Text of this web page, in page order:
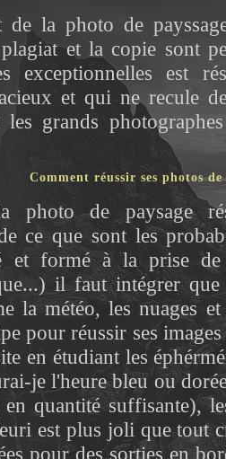
de la photo de
et la copie sont
exceptionnelles est
et qui ne recule
grands
Comment réussir ses photos de
photo de paysage
ce que sont les
et formé à la prise de
il faut intégrer que
la météo, les nuages
pour réussir ses
en étudiant les
je l'heure bleu ou
en quantité suffisante),
est plus joli que tout
pour des sorties en